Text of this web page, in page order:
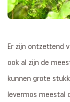
Er zijn ontzettend
ook al zijn de
kunnen grote
levermos meestal